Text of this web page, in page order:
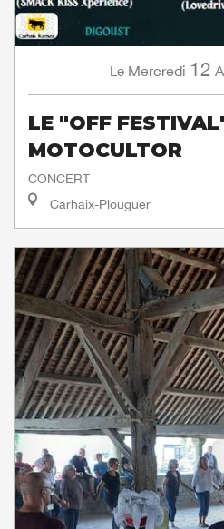
Le Mercredi 12
LE "OFF
MOTOCULTOR
CONCERT
Carhaix-Plouguer